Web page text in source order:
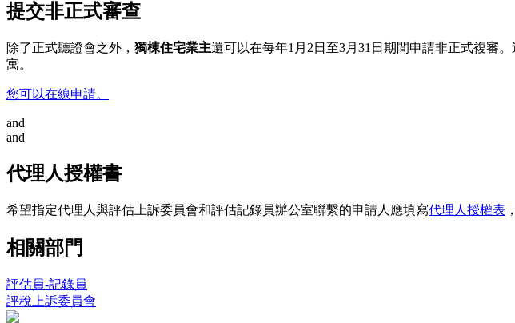
提交非正式審查
除了正式聽證會之外， 獨棟住宅業主還可以在每年1月2日至3月31日期間申請非正式複審
寓。
您可以在線申請。
and
and
代理人授權書
希望指定代理人與評估上訴委員會和評估記錄員辦公室聯繫的申請人應填寫代理人授權表
相關部門
評估員-記錄員
評稅上訴委員會